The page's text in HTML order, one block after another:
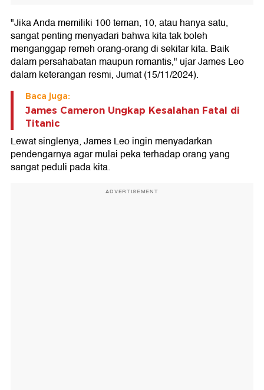
"Jika Anda memiliki 100 teman, 10, atau hanya satu,
sangat penting menyadari bahwa kita tak boleh
menganggap remeh orang-orang di sekitar kita. Baik
dalam persahabatan maupun romantis," ujar James Leo
dalam keterangan resmi, Jumat (15/11/2024).
Baca juga:
James Cameron Ungkap Kesalahan Fatal di
Titanic
Lewat singlenya, James Leo ingin menyadarkan
pendengarnya agar mulai peka terhadap orang yang
sangat peduli pada kita.
ADVERTISEMENT